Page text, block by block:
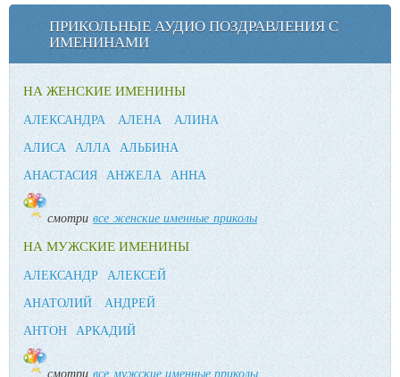
ПРИКОЛЬНЫЕ АУДИО ПОЗДРАВЛЕНИЯ С
ИМЕНИНАМИ
НА ЖЕНСКИЕ ИМЕНИНЫ
АЛЕКСАНДРА АЛЕНА
АЛИНА
АЛИСА АЛЛА АЛЬБИНА
АНАСТАСИЯ АНЖЕЛА АННА
смотри все женские именные приколы
НА МУЖСКИЕ ИМЕНИНЫ
АЛЕКСАНДР АЛЕКСЕЙ
АНАТОЛИЙ
АНДРЕЙ
АНТОН АРКАДИЙ
смотри все мужские именные приколы